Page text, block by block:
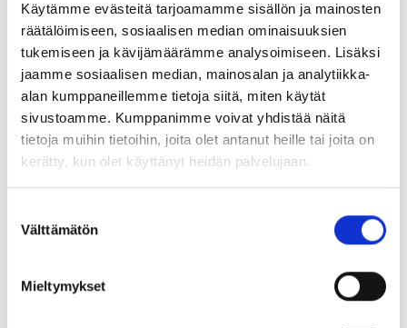
Käytämme evästeitä tarjoamamme sisällön ja mainosten
räätälöimiseen, sosiaalisen median ominaisuuksien
tukemiseen ja kävijämäärämme analysoimiseen. Lisäksi
jaamme sosiaalisen median, mainosalan ja analytiikka-
alan kumppaneillemme tietoja siitä, miten käytät
sivustoamme. Kumppanimme voivat yhdistää näitä
tietoja muihin tietoihin, joita olet antanut heille tai joita on
kerätty, kun olet käyttänyt heidän palvelujaan.
valinta
Välttämätön
Mieltymykset
merkittävä haaste hyvälle edistymiselle, tämä tuote pystyy
vastaamaan haasteeseen. Pultti toimii kuten muutkin
yhdistelmäpultit, joissa on paisunta-ankkuri välittömän
työturvallisuuden takaamiseksi, mutta siinä on myös integroitu
tiiviste/mansetti, joka laajenee yhdessä paisunta-ankkurin
kanssa asennuksen aikana. Mansetin sijainti on
yksinkertaisemmista malleista poiketen hyvin sijoitettu
porausreiän sisään, mikä parantaa tiivistystä vaikeissa
pulttilaastilla tai injektointimassa.
Pultit toimitetaan täysin koottuna paisunta-ankkurin kanssa ja